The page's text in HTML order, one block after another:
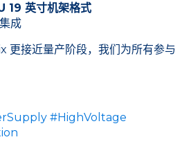
19 英寸机架格式
成
更接近量产阶段，我们为所有参与
#HighVoltage